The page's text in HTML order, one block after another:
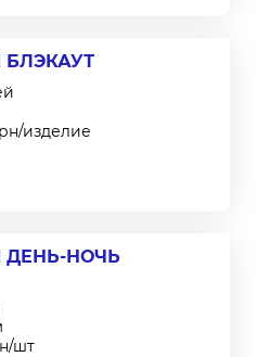
изделие
НОЧЬ
шт